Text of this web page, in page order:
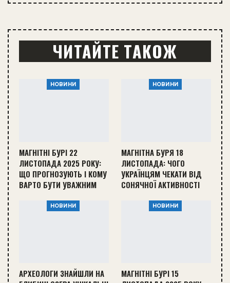
ЧИТАЙТЕ ТАКОЖ
НОВИНИ
МАГНІТНІ БУРІ 22
ЛИСТОПАДА 2025 РОКУ:
ЩО ПРОГНОЗУЮТЬ І КОМУ
ВАРТО БУТИ УВАЖНИМ
НОВИНИ
МАГНІТНА БУРЯ 18
ЛИСТОПАДА: ЧОГО
УКРАЇНЦЯМ ЧЕКАТИ ВІД
СОНЯЧНОЇ АКТИВНОСТІ
НОВИНИ
АРХЕОЛОГИ ЗНАЙШЛИ НА
НОВИНИ
МАГНІТНІ БУРІ 15